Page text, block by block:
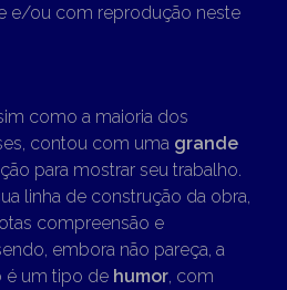
e/ou com reprodução neste
como a maioria dos
contou com uma grande
para mostrar seu trabalho.
linha de construção da obra,
compreensão e
embora não pareça, a
é um tipo de humor, com